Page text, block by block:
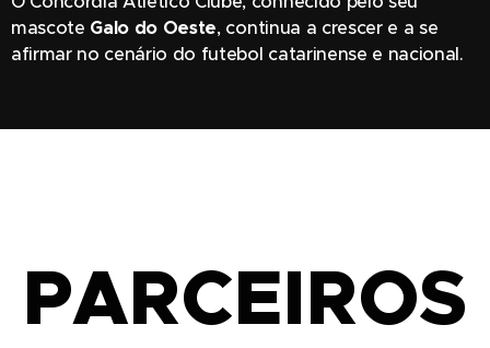
mascote Galo do Oeste, continua a crescer e a se
afirmar no cenário do futebol catarinense e nacional.
PARCEIROS